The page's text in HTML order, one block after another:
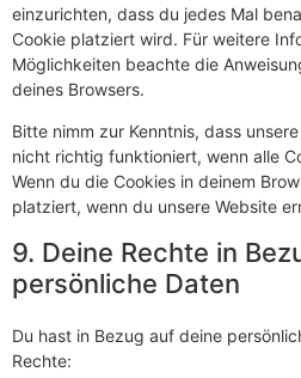
einzurichten, dass du jedes Mal
Cookie platziert wird. Für weitere
Möglichkeiten beachte die
deines Browsers.
Bitte nimm zur Kenntnis, dass
nicht richtig funktioniert, wenn alle
Wenn du die Cookies in deinem
platziert, wenn du unsere Website
9. Deine Rechte in
persönliche Daten
Du hast in Bezug auf deine
Rechte: